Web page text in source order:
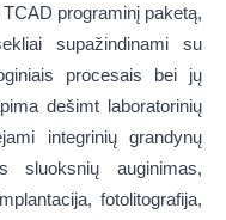
programinį paketą,
supažindinami su
procesais bei jų
dešimt laboratorinių
integrinių grandynų
sluoksnių auginimas,
fotolitografija,